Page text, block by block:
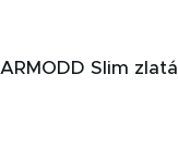
ARMODD Slim zlatá